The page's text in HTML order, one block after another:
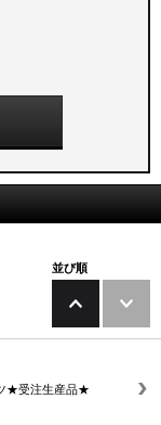
並び順
★受注生産品★